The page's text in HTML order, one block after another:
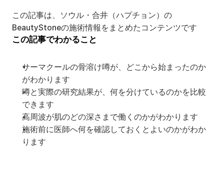
この記事は、ソウル・合井（ハプチョン）の
BeautyStoneの施術情報をまとめたコンテンツです
この記事でわかること
サーマクールの骨溶け噂が、どこから始まったのか
がわかります
噂と実際の研究結果が、何を分けているのかを比較
できます
高周波が肌のどの深さまで働くのかがわかります
施術前に医師へ何を確認しておくとよいのかがわか
ります